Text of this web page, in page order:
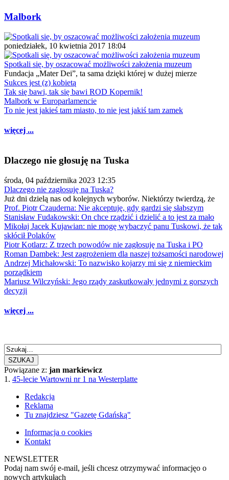
Malbork
poniedziałek, 10 kwietnia 2017 18:04
Spotkali się, by oszacować możliwości założenia muzeum
Fundacja „Mater Dei”, ta sama dzięki której w dużej mierze
Sukces jest (z) kobietą
Tak się bawi, tak się bawi ROD Kopernik!
Malbork w Europarlamencie
To nie jest jakieś tam miasto, to nie jest jakiś tam zamek
więcej ...
Dlaczego nie głosuję na Tuska
środa, 04 października 2023 12:35
Dlaczego nie zagłosuję na Tuska?
Już dni dzielą nas od kolejnych wyborów. Niektórzy twierdzą, że
Prof. Piotr Czauderna: Nie akceptuję, gdy gardzi się słabszym
Stanisław Fudakowski: On chce rządzić i dzielić a to jest za mało
Mikołaj Jacek Kujawian: nie mogę wybaczyć panu Tuskowi, że tak
skłócił Polaków
Piotr Kotlarz: Z trzech powodów nie zagłosuję na Tuska i PO
Roman Dambek: Jest zagrożeniem dla naszej tożsamości narodowej
Andrzej Michałowski: To nazwisko kojarzy mi się z niemieckim
porządkiem
Mariusz Wilczyński: Jego rządy zaskutkowały jednymi z gorszych
decyzji
więcej ...
SZUKAJ
Powiązane z: jan markiewicz
1. 45-lecie Wartowni nr 1 na Westerplatte
Redakcja
Reklama
Tu znajdziesz "Gazetę Gdańską"
Informacja o cookies
Kontakt
NEWSLETTER
Podaj nam swój e-mail, jeśli chcesz otrzymywać informacjęo o
nowych artykułach